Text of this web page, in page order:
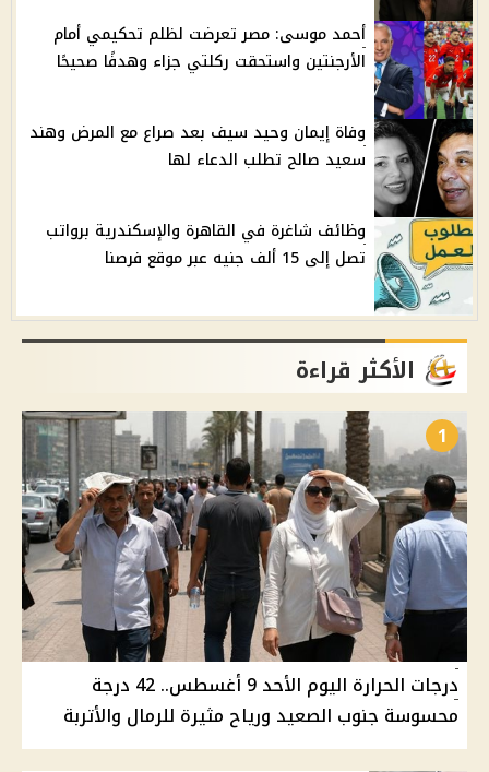
أحمد موسى: مصر تعرضت لظلم تحكيمي أمام
الأرجنتين واستحقت ركلتي جزاء وهدفًا صحيحًا
وفاة إيمان وحيد سيف بعد صراع مع المرض وهند
سعيد صالح تطلب الدعاء لها
وظائف شاغرة في القاهرة والإسكندرية برواتب
تصل إلى 15 ألف جنيه عبر موقع فرصنا
الأكثر قراءة
1
درجات الحرارة اليوم الأحد 9 أغسطس.. 42 درجة
محسوسة جنوب الصعيد ورياح مثيرة للرمال والأتربة